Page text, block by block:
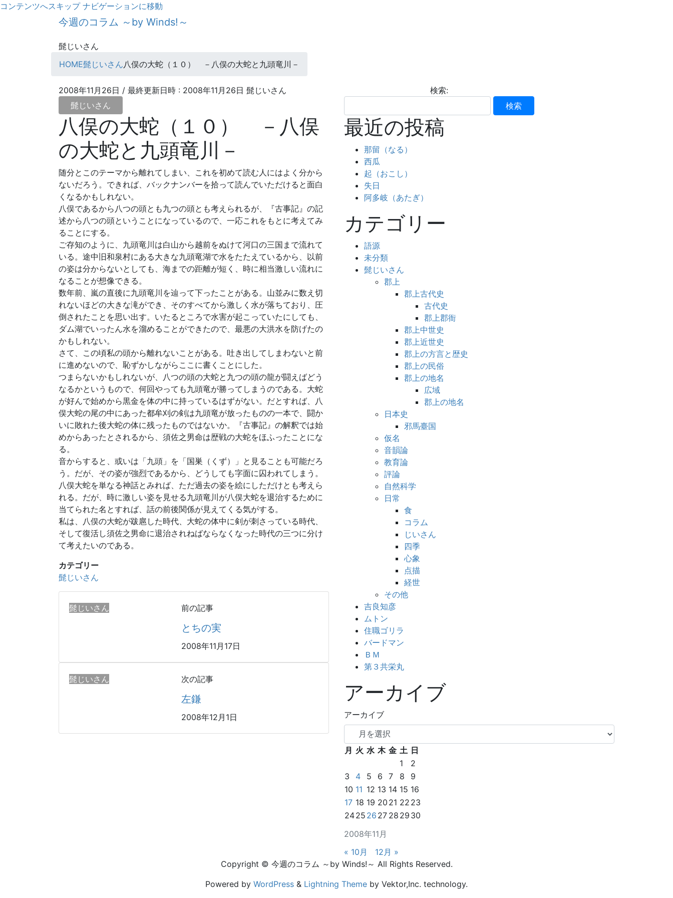
コンテンツへスキップ ナビゲーションに移動
今週のコラム ～by Winds!～
髭じいさん
HOME髭じいさん八俣の大蛇（１０） －八俣の大蛇と九頭竜川－
2008年11月26日 / 最終更新日時 : 2008年11月26日 髭じいさん
髭じいさん
八俣の大蛇（１０） －八俣
の大蛇と九頭竜川－
随分とこのテーマから離れてしまい、これを初めて読む人にはよく分から
ないだろう。できれば、バックナンバーを拾って読んでいただけると面白
くなるかもしれない。
八俣であるから八つの頭とも九つの頭とも考えられるが、『古事記』の記
述から八つの頭ということになっているので、一応これをもとに考えてみ
ることにする。
ご存知のように、九頭竜川は白山から越前をぬけて河口の三国まで流れて
いる。途中旧和泉村にある大きな九頭竜湖で水をたたえているから、以前
の姿は分からないとしても、海までの距離が短く、時に相当激しい流れに
なることが想像できる。
数年前、嵐の直後に九頭竜川を辿って下ったことがある。山並みに数え切
れないほどの大きな滝ができ、そのすべてから激しく水が落ちており、圧
倒されたことを思い出す。いたるところで水害が起こっていたにしても、
ダム湖でいったん水を溜めることができたので、最悪の大洪水を防げたの
かもしれない。
さて、この頃私の頭から離れないことがある。吐き出してしまわないと前
に進めないので、恥ずかしながらここに書くことにした。
つまらないかもしれないが、八つの頭の大蛇と九つの頭の龍が闘えばどう
なるかというもので、何回やっても九頭竜が勝ってしまうのである。大蛇
が好んで始めから黒金を体の中に持っているはずがない。だとすれば、八
俣大蛇の尾の中にあった都牟刈の剣は九頭竜が放ったものの一本で、闘か
いに敗れた後大蛇の体に残ったものではないか。『古事記』の解釈では始
めからあったとされるから、須佐之男命は歴戦の大蛇をほふったことにな
る。
音からすると、或いは「九頭」を「国巣（くず）」と見ることも可能だろ
う。だが、その姿が強烈であるから、どうしても字面に囚われてしまう。
八俣大蛇を単なる神話とみれば、ただ過去の姿を絵にしただけとも考えら
れる。だが、時に激しい姿を見せる九頭竜川が八俣大蛇を退治するために
当てられた名とすれば、話の前後関係が見えてくる気がする。
私は、八俣の大蛇が跋扈した時代、大蛇の体中に剣が刺さっている時代、
そして復活し須佐之男命に退治されねばならなくなった時代の三つに分け
て考えたいのである。
カテゴリー
髭じいさん
髭じいさん 前の記事
とちの実
2008年11月17日
髭じいさん 次の記事
左鎌
2008年12月1日
検索:
最近の投稿
那留（なる）
西瓜
起（おこし）
失日
阿多岐（あたぎ）
カテゴリー
語源
未分類
髭じいさん
郡上
郡上古代史
古代史
郡上郡衙
郡上中世史
郡上近世史
郡上の方言と歴史
郡上の民俗
郡上の地名
広域
郡上の地名
日本史
邪馬臺国
仮名
音韻論
教育論
評論
自然科学
日常
食
コラム
じいさん
四季
心象
点描
経世
その他
吉良知彦
ムトン
住職ゴリラ
バードマン
ＢＭ
第３共栄丸
アーカイブ
アーカイブ
2008年11月
月 火 水 木 金 土 日
1
2
3
4 5 6 7 8
9
10 11 12 13 14 15 16
17 18 19 20 21 22 23
2425 26 27 28 29 30
« 10月
12月 »
Copyright © 今週のコラム ～by Winds!～ All Rights Reserved.
Powered by WordPress & Lightning Theme by Vektor,Inc. technology.